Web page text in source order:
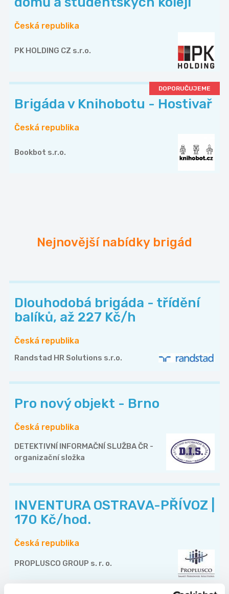
Česká republika
PK HOLDING CZ s.r.o.
DOPORUČUJEME
Brigáda v Knihobotu - Hostivař
Česká republika
Bookbot s.r.o.
Nejnovější nabídky brigád
Dlouhodobá brigáda - třídění
balíků, až 227 Kč/h
Česká republika
Randstad HR Solutions s.r.o.
Pro nový objekt - Brno
Česká republika
DETEKTIVNÍ INFORMAČNÍ SLUŽBA ČR -
organizační složka
INVENTURA OSTRAVA-PŘÍVOZ |
170 Kč/hod.
Česká republika
PROPLUSCO GROUP s. r. o.